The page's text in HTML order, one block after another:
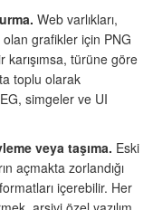
Web varlıkları,
olan grafikler için PNG
türüne göre
toplu olarak
simgeler ve UI
veya taşıma. Eski
açmakta zorlandığı
içerebilir. Her